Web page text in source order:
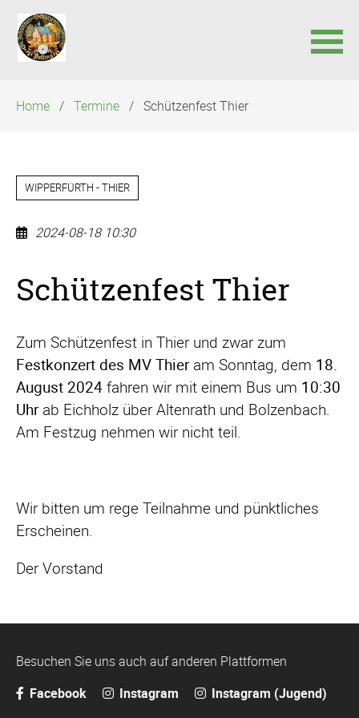
überspringen
Home Termine Schützenfest Thier
WIPPERFÜRTH - THIER
2024-08-18 10:30
Schützenfest Thier
Zum Schützenfest in Thier und zwar zum
Festkonzert des MV Thieram Sonntag, dem 18.
August 2024 fahren wir mit einem Bus um 10:30
Uhrab Eichholz über Altenrath und Bolzenbach.
Am Festzug nehmen wir nicht teil.
Wir bitten um rege Teilnahme und pünktliches
Erscheinen.
Der Vorstand
Besuchen Sie uns auch auf anderen Plattformen
Facebook
Instagram Instagram (Jugend)